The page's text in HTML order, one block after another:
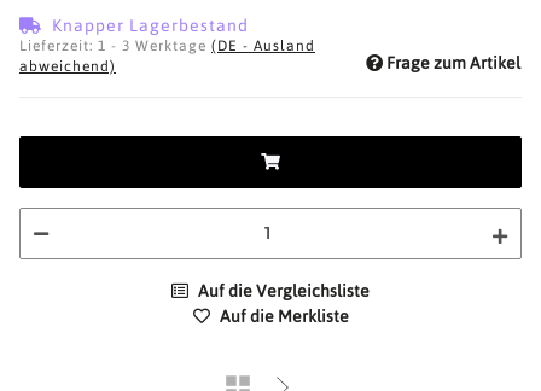
Knapper Lagerbestand
Lieferzeit: 1 - 3 Werktage (DE - Ausland
abweichend)
Frage zum Artikel
Auf die Vergleichsliste
Auf die Merkliste